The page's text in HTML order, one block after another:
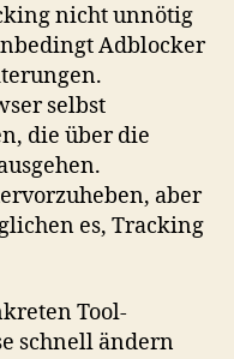
nicht unnötig
Adblocker
selbst
die über die
aber
es, Tracking
Tool-
schnell ändern